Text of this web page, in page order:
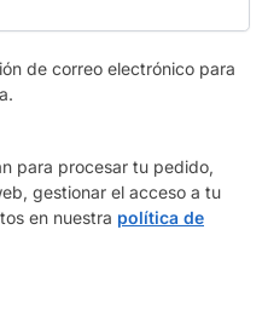
de correo electrónico para
para procesar tu pedido,
gestionar el acceso a tu
en nuestra política de